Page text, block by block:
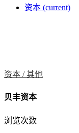
资本 (current)
资本 /其他
贝丰资本
浏览次数